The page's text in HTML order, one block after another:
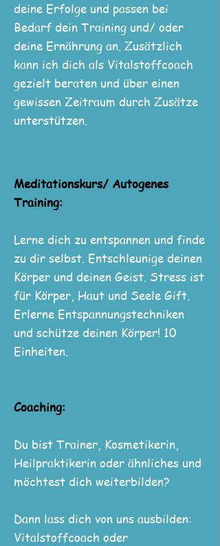
deine Erfolge und passen bei
Bedarf dein Training und/ oder
deine Ernährung an. Zusätzlich
kann ich dich als Vitalstoffcoach
gezielt beraten und über einen
gewissen Zeitraum durch Zusätze
unterstützen.
Meditationskurs/ Autogenes
Training:
Lerne dich zu entspannen und finde
zu dir selbst. Entschleunige deinen
Körper und deinen Geist. Stress ist
für Körper, Haut und Seele Gift.
Erlerne Entspannungstechniken
und schütze deinen Körper! 10
Einheiten.
Coaching:
Du bist Trainer, Kosmetikerin,
Heilpraktikerin oder ähnliches und
möchtest dich weiterbilden?
Dann lass dich von uns ausbilden:
Vitalstoffcoach oder